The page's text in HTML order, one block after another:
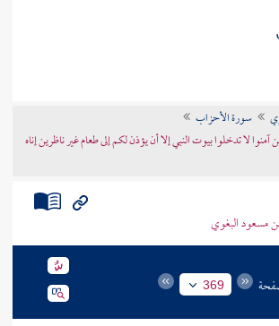
سورة الأحزاب
آمنوا لا تدخلوا بيوت النبي إلا أن يؤذن لكم إلى طعام غير ناظرين إناه
مسعود البغوي
369